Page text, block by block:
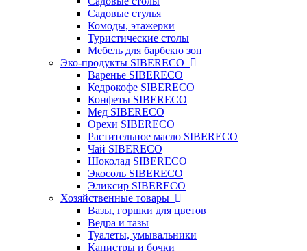
Садовые стулья
Комоды, этажерки
Туристические столы
Мебель для барбекю зон
Эко-продукты SIBERECO
Варенье SIBERECO
Кедрокофе SIBERECO
Конфеты SIBERECO
Мед SIBERECO
Орехи SIBERECO
Растительное масло SIBERECO
Чай SIBERECO
Шоколад SIBERECO
Экосоль SIBERECO
Эликсир SIBERECO
Хозяйственные товары
Вазы, горшки для цветов
Ведра и тазы
Туалеты, умывальники
Канистры и бочки